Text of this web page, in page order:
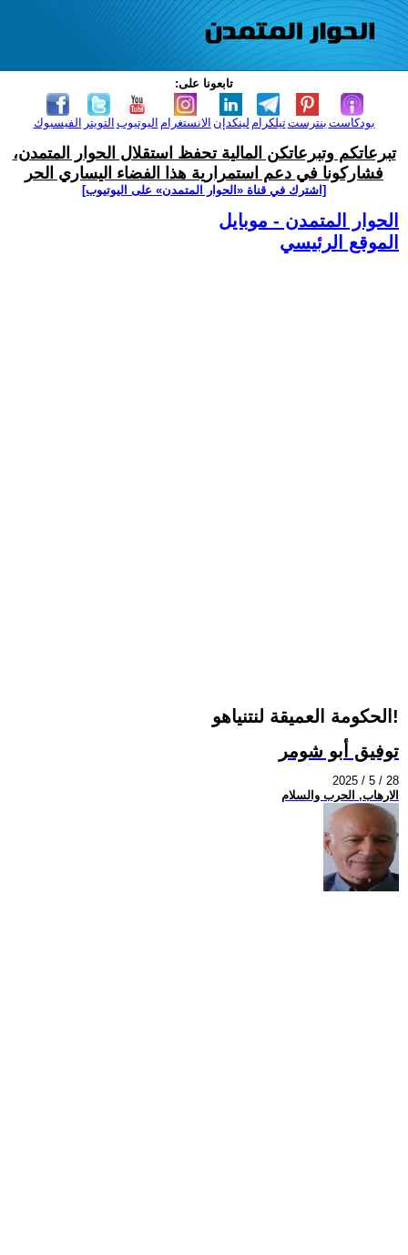
تابعونا على:
الفيسبوك التويتر اليوتيوب الانستغرام لينكدإن تيلكرامبنترست بودكاست
تبرعاتكم وتبرعاتكن المالية تحفظ استقلال الحوار المتمدن،
فشاركونا في دعم استمرارية هذا الفضاء اليساري الحر
[اشترك في قناة ‫«الحوار المتمدن» على اليوتيوب]
الحوار المتمدن - موبايل
الموقع الرئيسي
الحكومة العميقة لنتنياهو!
توفيق أبو شومر
2025 / 5 / 28
الارهاب, الحرب والسلام